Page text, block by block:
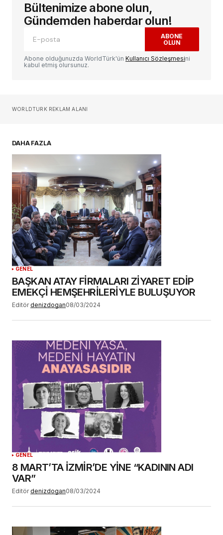
E-posta adresiniz yayınlanmayacak.
alanlar*ile işaretlenmişlerdir
Yorum
Sizin adınız*
Daha sonraki yorumlarımda kullanılması için
adım, e-posta adresim ve site adresim bu
tarayıcıya kaydedilsin.
YORUM GÖNDER
Bültenimize abone olun,
Gündemden haberdar olun!
ABONE
OLUN
Abone olduğunuzda WorldTürk'ün Kullanıcı Sözleşmesini
kabul etmiş olursunuz.
WORLDTURK REKLAM ALANI
DAHA FAZLA
GENEL
BAŞKAN ATAY FİRMALARI ZİYARET EDİP
EMEKÇİ HEMŞEHRİLERİYLE BULUŞUYOR
Editör denizdogan08/03/2024
GENEL
8 MART’TA İZMİR’DE YİNE “KADININ ADI
VAR”
Editör denizdogan08/03/2024